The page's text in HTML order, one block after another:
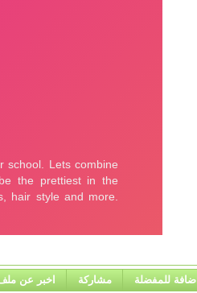
اضافة للمفضلة مشاركة اخبر عن